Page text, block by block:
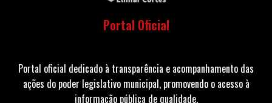
Portal Oficial
Portal oficial dedicado à transparência e acompanhamento das
ações do poder legislativo municipal, promovendo o acesso à
informação pública de qualidade.